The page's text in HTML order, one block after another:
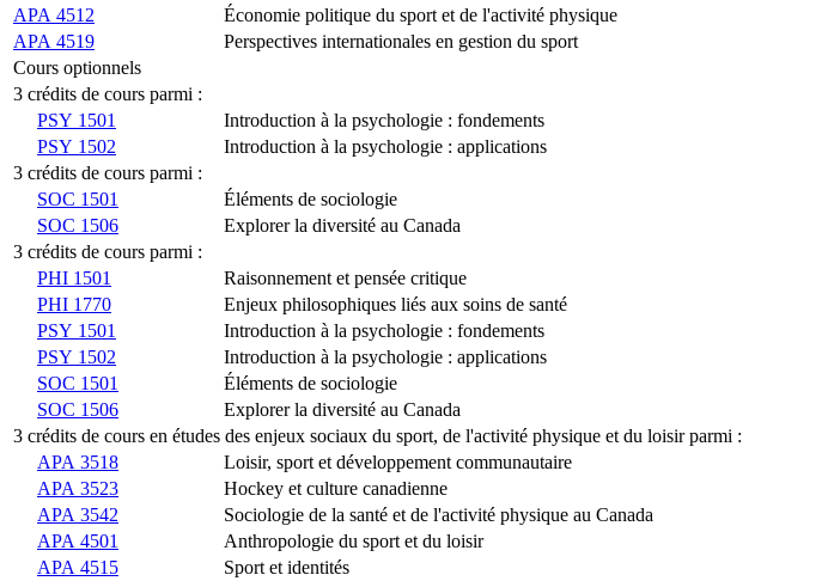
APA 4512
Économie politique du sport et de l'activité physique
APA 4519
Perspectives internationales en gestion du sport
Cours optionnels
3 crédits de cours parmi :
PSY 1501
Introduction à la psychologie : fondements
PSY 1502
Introduction à la psychologie : applications
3 crédits de cours parmi :
SOC 1501
Éléments de sociologie
SOC 1506
Explorer la diversité au Canada
3 crédits de cours parmi :
PHI 1501
Raisonnement et pensée critique
PHI 1770
Enjeux philosophiques liés aux soins de santé
PSY 1501
Introduction à la psychologie : fondements
PSY 1502
Introduction à la psychologie : applications
SOC 1501
Éléments de sociologie
SOC 1506
Explorer la diversité au Canada
3 crédits de cours en études des enjeux sociaux du sport, de l'activité physique et du loisir parmi :
APA 3518
Loisir, sport et développement communautaire
APA 3523
Hockey et culture canadienne
APA 3542
Sociologie de la santé et de l'activité physique au Canada
APA 4501
Anthropologie du sport et du loisir
APA 4515
Sport et identités